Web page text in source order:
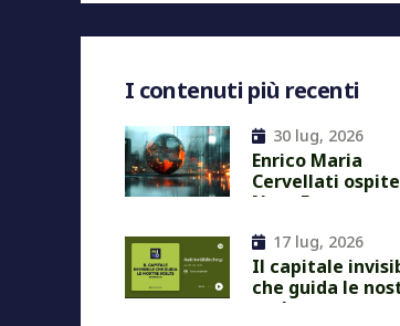
I contenuti più recenti
30 lug, 2026
Enrico Maria
Cervellati
Next Economy
17 lug, 2026
Il capitale
che guida le
scelte